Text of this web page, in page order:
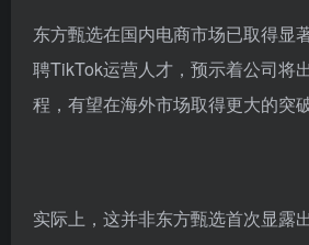
东方甄选在国内电商市场已取得显
聘TikTok运营人才，预示着公司将
程，有望在海外市场取得更大的突破
实际上，这并非东方甄选首次显露